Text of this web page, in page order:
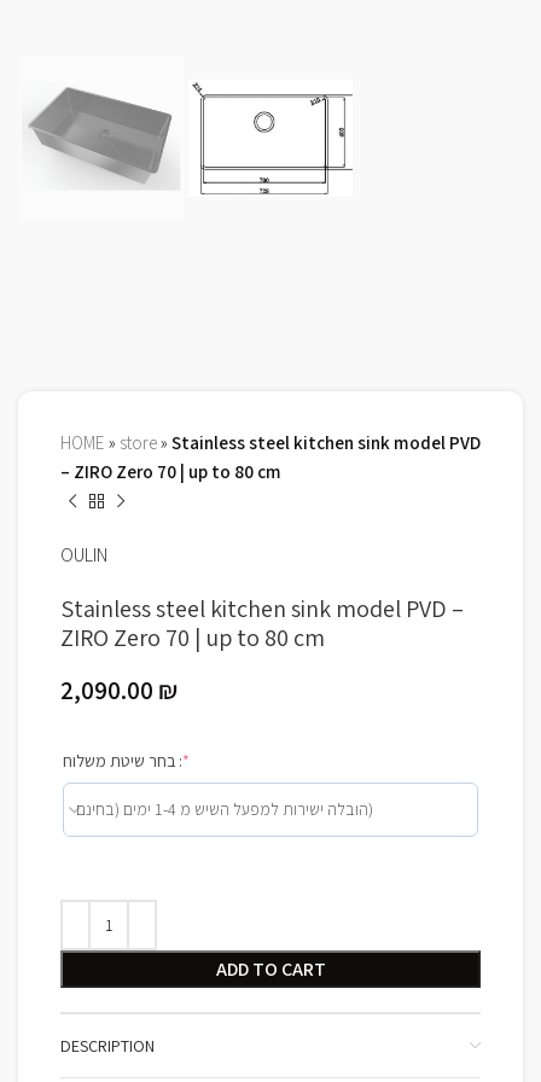
HOME » store» Stainless steel kitchen sink model PVD
– ZIRO Zero 70 | up to 80 cm
OULIN
Stainless steel kitchen sink model PVD –
ZIRO Zero 70 | up to 80 cm
2,090.00 ₪
בחר שיטת משלוח :*
ADD TO CART
DESCRIPTION